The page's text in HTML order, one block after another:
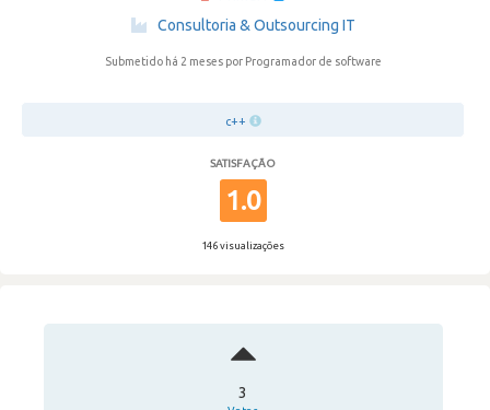
·
Consultoria & Outsourcing IT
Submetido há 2 meses por Programador de software
c++
SATISFAÇÃO
1.0
146 visualizações
3